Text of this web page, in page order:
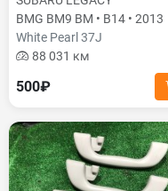
BMG BM9 BM • B14 • 2013
White Pearl 37J
88 031 км
500₽